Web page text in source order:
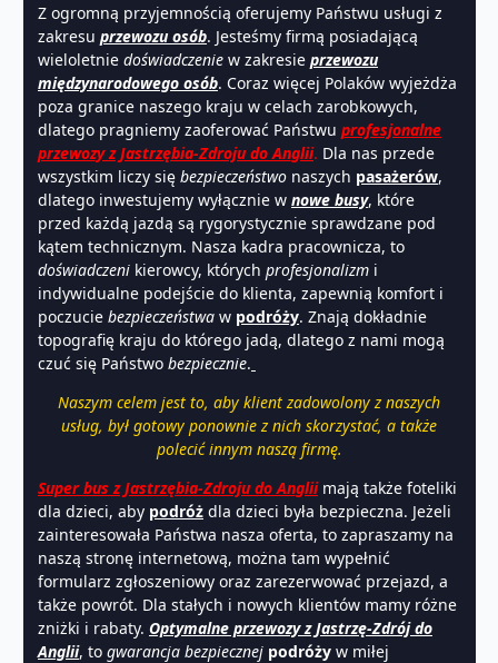
Z ogromną przyjemnością oferujemy Państwu usługi z
zakresu przewozu osób. Jesteśmy firmą posiadającą
wieloletnie doświadczenie w zakresie przewozu
międzynarodowego osób. Coraz więcej Polaków wyjeżdża
poza granice naszego kraju w celach zarobkowych,
dlatego pragniemy zaoferować Państwu profesjonalne
przewozy z Jastrzębia-Zdroju do Anglii. Dla nas przede
wszystkim liczy się bezpieczeństwo naszych pasażerów,
dlatego inwestujemy wyłącznie w nowe busy, które
przed każdą jazdą są rygorystycznie sprawdzane pod
kątem technicznym. Nasza kadra pracownicza, to
doświadczeni kierowcy, których profesjonalizm i
indywidualne podejście do klienta, zapewnią komfort i
poczucie bezpieczeństwa w podróży. Znają dokładnie
topografię kraju do którego jadą, dlatego z nami mogą
czuć się Państwo bezpiecznie.
Naszym celem jest to, aby klient zadowolony z naszych
usług, był gotowy ponownie z nich skorzystać, a także
polecić innym naszą firmę.
Super bus z Jastrzębia-Zdroju do Anglii mają także foteliki
dla dzieci, aby podróż dla dzieci była bezpieczna. Jeżeli
zainteresowała Państwa nasza oferta, to zapraszamy na
naszą stronę internetową, można tam wypełnić
formularz zgłoszeniowy oraz zarezerwować przejazd, a
także powrót. Dla stałych i nowych klientów mamy różne
zniżki i rabaty. Optymalne przewozy z Jastrzę-Zdrój do
Anglii, to gwarancja bezpiecznej podróży w miłej